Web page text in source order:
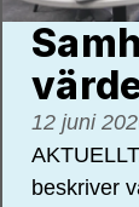
12 juni
beskriver